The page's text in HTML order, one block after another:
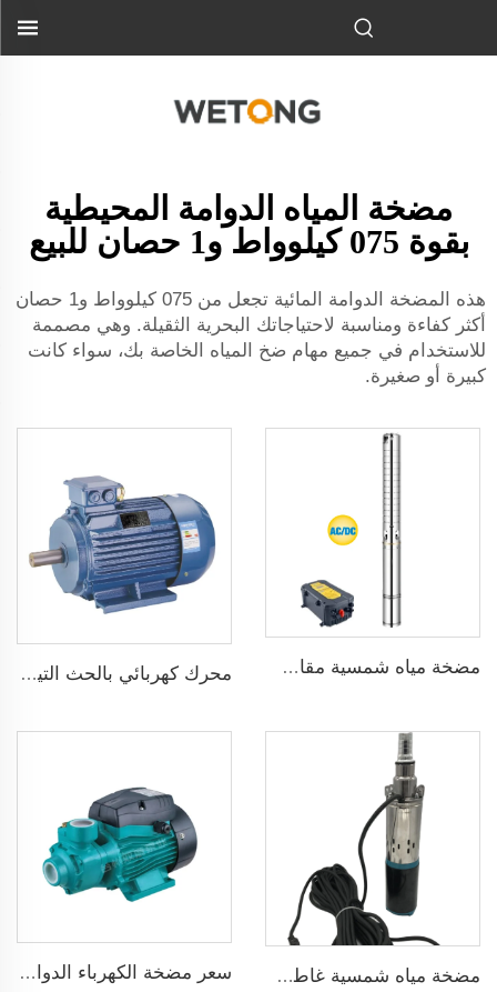
مضخة المياه الدوامة المحيطية
بقوة 075 كيلوواط و1 حصان للبيع
هذه المضخة الدوامة المائية تجعل من 075 كيلوواط و1 حصان
أكثر كفاءة ومناسبة لاحتياجاتك البحرية الثقيلة. وهي مصممة
للاستخدام في جميع مهام ضخ المياه الخاصة بك، سواء كانت
كبيرة أو صغيرة.
مضخة مياه شمسية مقاس 3 بوصة ذات شفرة من الفولاذ المقاوم للصدأ لري الزراعة محرك كهربائي بالحث التيار المتردد ثلاثي الطور 1500 دورة في الدقيقة إدخال 2.2KW 3HP خرج جينيراتور ثلاثي الطور للبديل
مضخة مياه شمسية غاطسة برأس 75 مترًا بدون فرش DC48V لري الزراعة سعر مضخة الكهرباء الدوامة المنزلية سلسلة QB قوة 0.37KW 0.5 حصان مضخة محيطيةQB60